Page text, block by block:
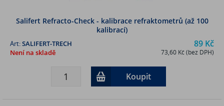
Salifert Refracto-Check - kalibrace refraktometrů (až 100
kalibrací)
89 Kč
73,60 Kč (bez DPH)
Art:SALIFERT-TRECH
Není na skladě
Koupit